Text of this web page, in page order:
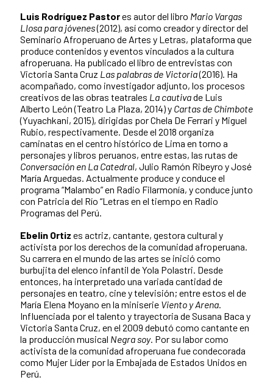
Luis Rodríguez Pastores autor del libro Mario Vargas
Llosa para jóvenes(2012), así como creador y director del
Seminario Afroperuano de Artes y Letras, plataforma que
produce contenidos y eventos vinculados a la cultura
afroperuana. Ha publicado el libro de entrevistas con
Victoria Santa Cruz Las palabras de Victoria(2016). Ha
acompañado, como investigador adjunto, los procesos
creativos de las obras teatrales La cautivade Luis
Alberto León (Teatro La Plaza, 2014) y Cartas de Chimbote
(Yuyachkani, 2015), dirigidas por Chela De Ferrari y Miguel
Rubio, respectivamente. Desde el 2018 organiza
caminatas en el centro histórico de Lima en torno a
personajes y libros peruanos, entre estas, las rutas de
Conversación en La Catedral, Julio Ramón Ribeyro y José
María Arguedas. Actualmente produce y conduce el
programa “Malambo” en Radio Filarmonía, y conduce junto
con Patricia del Río “Letras en el tiempo en Radio
Programas del Perú.
Ebelin Ortiz es actriz, cantante, gestora cultural y
activista por los derechos de la comunidad afroperuana.
Su carrera en el mundo de las artes se inició como
burbujita del elenco infantil de Yola Polastri. Desde
entonces, ha interpretado una variada cantidad de
personajes en teatro, cine y televisión; entre estos el de
María Elena Moyano en la miniserie Viento y Arena.
Influenciada por el talento y trayectoria de Susana Baca y
Victoria Santa Cruz, en el 2009 debutó como cantante en
la producción musical Negra soy. Por su labor como
activista de la comunidad afroperuana fue condecorada
como Mujer Líder por la Embajada de Estados Unidos en
Perú.